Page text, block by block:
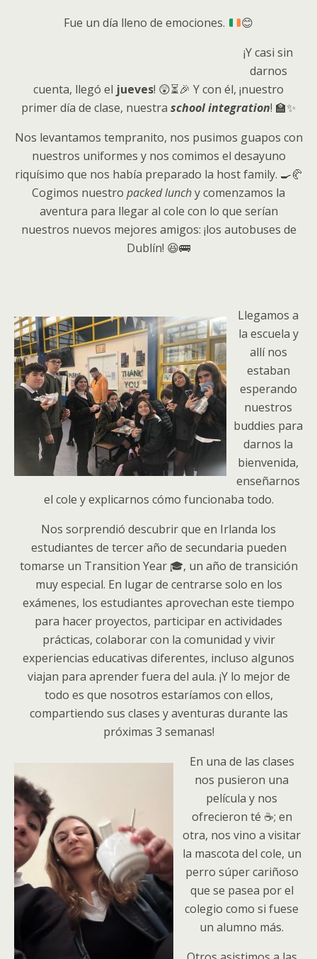
Fue un día lleno de emociones.
😊
¡Y casi sin
darnos
cuenta, llegó el jueves! 😲⏳🎉 Y con él, ¡nuestro
primer día de clase, nuestra school integration! 🏫✨
Nos levantamos tempranito, nos pusimos guapos con
nuestros uniformes y nos comimos el desayuno
riquísimo que nos había preparado la host family. 🍳🥐
Cogimos nuestro packed lunchy comenzamos la
aventura para llegar al cole con lo que serían
nuestros nuevos mejores amigos: ¡los autobuses de
Dublín! 😆🚌
Llegamos a
la escuela y
allí nos
estaban
esperando
nuestros
buddies para
darnos la
bienvenida,
enseñarnos
el cole y explicarnos cómo funcionaba todo.
Nos sorprendió descubrir que en Irlanda los
estudiantes de tercer año de secundaria pueden
tomarse un Transition Year 🎓, un año de transición
muy especial. En lugar de centrarse solo en los
exámenes, los estudiantes aprovechan este tiempo
para hacer proyectos, participar en actividades
prácticas, colaborar con la comunidad y vivir
experiencias educativas diferentes, incluso algunos
viajan para aprender fuera del aula. ¡Y lo mejor de
todo es que nosotros estaríamos con ellos,
compartiendo sus clases y aventuras durante las
próximas 3 semanas!
En una de las clases
nos pusieron una
película y nos
ofrecieron té ☕; en
otra, nos vino a visitar
la mascota del cole, un
perro súper cariñoso
que se pasea por el
colegio como si fuese
un alumno más.